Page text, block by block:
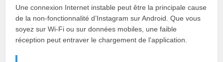
Une connexion Internet instable peut être la principale cause
de la non-fonctionnalité d’Instagram sur Android. Que vous
soyez sur Wi-Fi ou sur données mobiles, une faible
réception peut entraver le chargement de l’application.